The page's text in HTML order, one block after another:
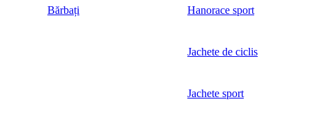
Bărbați Hanorace sport
Jachete de ciclis
Jachete sport